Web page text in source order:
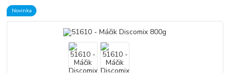
Novinka